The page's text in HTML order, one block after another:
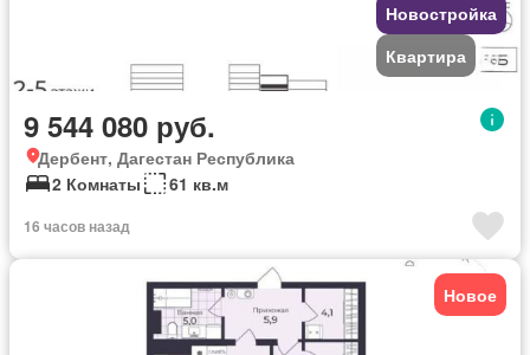
Новостройка
Квартира
9 544 080 руб.
Дербент, Дагестан Республика
2 Комнаты
61 кв.м
16 часов назад
Новое